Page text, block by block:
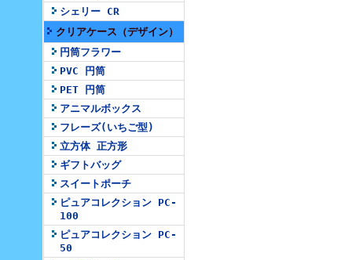
シェリー CR
クリアケース（デザイン）
円筒フラワー
PVC 円筒
PET 円筒
アニマルボックス
フレーズ(いちご型)
立方体 正方形
ギフトバッグ
スイートポーチ
ピュアコレクション PC-
100
ピュアコレクション PC-
50